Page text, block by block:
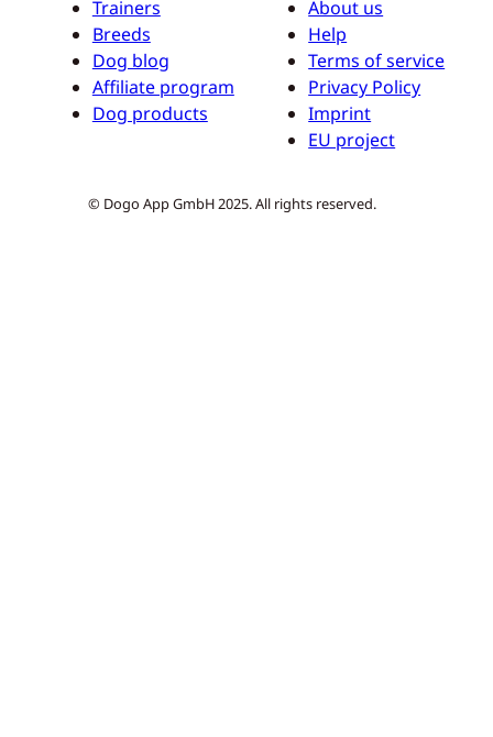
Trainers
Breeds
Dog blog
Affiliate program
Dog products
About us
Help
Terms of service
Privacy Policy
Imprint
EU project
© Dogo App GmbH 2025. All rights reserved.